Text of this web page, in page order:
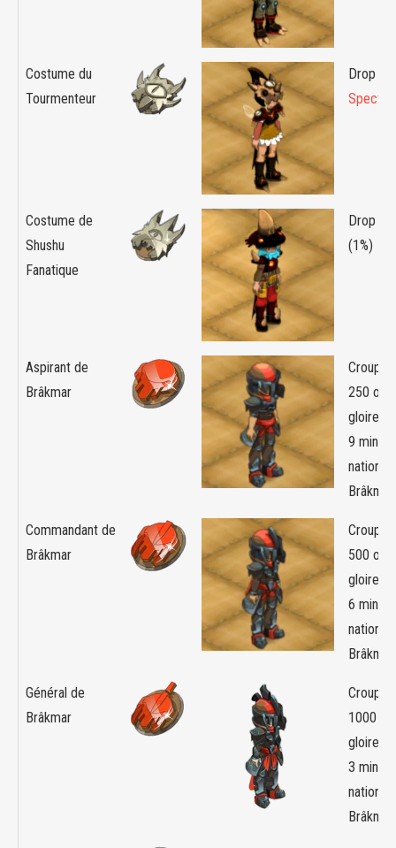
Costume du
Tourmenteur
Drop :
Costume de
Shushu
Fanatique
Drop :
(1%)
Aspirant de
Brâkmar
250
gloire +
9
nation
Brâkmar
Commandant de
Brâkmar
500
gloire +
6
nation
Brâkmar
Général de
Brâkmar
1000
gloire +
3
nation
Brâkmar